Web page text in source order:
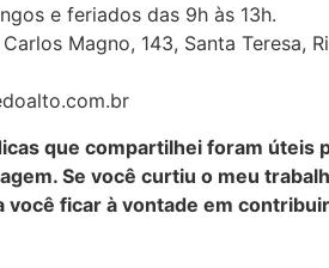
e feriados das 9h às 13h.
Magno, 143, Santa Teresa,
que compartilhei foram
Se você curtiu o meu
você ficar à vontade em